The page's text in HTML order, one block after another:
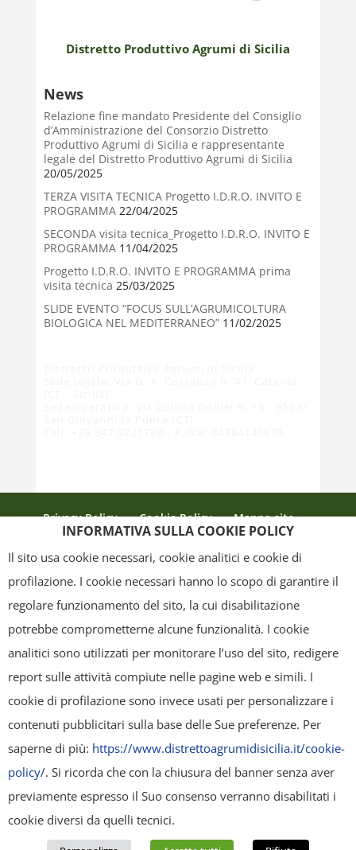
Distretto Produttivo Agrumi di Sicilia
News
Relazione fine mandato Presidente del Consiglio
d’Amministrazione del Consorzio Distretto
Produttivo Agrumi di Sicilia e rappresentante
legale del Distretto Produttivo Agrumi di Sicilia
20/05/2025
TERZA VISITA TECNICA Progetto I.D.R.O. INVITO E
PROGRAMMA22/04/2025
SECONDA visita tecnica_Progetto I.D.R.O. INVITO E
PROGRAMMA11/04/2025
Progetto I.D.R.O. INVITO E PROGRAMMA prima
visita tecnica 25/03/2025
SLIDE EVENTO “FOCUS SULL’AGRUMICOLTURA
BIOLOGICA NEL MEDITERRANEO”11/02/2025
Privacy Policy Cookie Policy
Mappa sito
grafica ed il layout) sono di proprietà del "Distretto Produttivo Agrumi di
Sicilia" e tutelati dal diritto d’autore. È pertanto vietato copiarli,
pubblicarli, riscriverli, commercializzarli, distribuirli, anche soltanto in
parte. Tutti i documenti presenti su questo sito, disponibili gratuitamente
per il download, sono da intendere esclusivamente per uso personale.
Possono essere ridistribuiti, sempre gratuitamente e senza alcun fine
forma (testi, immagini, grafica, layout), mantenendo chiaramente
"Distretto Produttivo Agrumi di Sicilia" come titolare del contenuto. Ogni
INFORMATIVA SULLA COOKIE POLICY
Il sito usa cookie necessari, cookie analitici e cookie di
profilazione. I cookie necessari hanno lo scopo di garantire il
regolare funzionamento del sito, la cui disabilitazione
potrebbe comprometterne alcune funzionalità. I cookie
analitici sono utilizzati per monitorare l’uso del sito, redigere
report sulle attività compiute nelle pagine web e simili. I
cookie di profilazione sono invece usati per personalizzare i
contenuti pubblicitari sulla base delle Sue preferenze. Per
saperne di più: https://www.distrettoagrumidisicilia.it/cookie-
policy/. Si ricorda che con la chiusura del banner senza aver
previamente espresso il Suo consenso verranno disabilitati i
cookie diversi da quelli tecnici.